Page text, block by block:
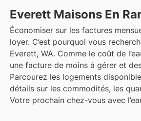
Everett Maisons En
Économiser sur les factures
loyer. C’est pourquoi vous
Everett, WA. Comme le coût de
une facture de moins à gérer et
Parcourez les logements
détails sur les commodités, les
Votre prochain chez-vous avec